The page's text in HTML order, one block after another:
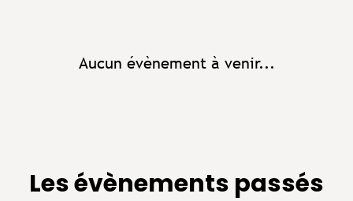
Aucun évènement à venir...
Les évènements passés